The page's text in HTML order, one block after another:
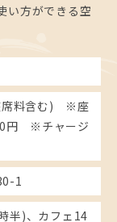
い方ができる空
席料含む) ※座
円 ※チャージ
1
半)、カフェ14